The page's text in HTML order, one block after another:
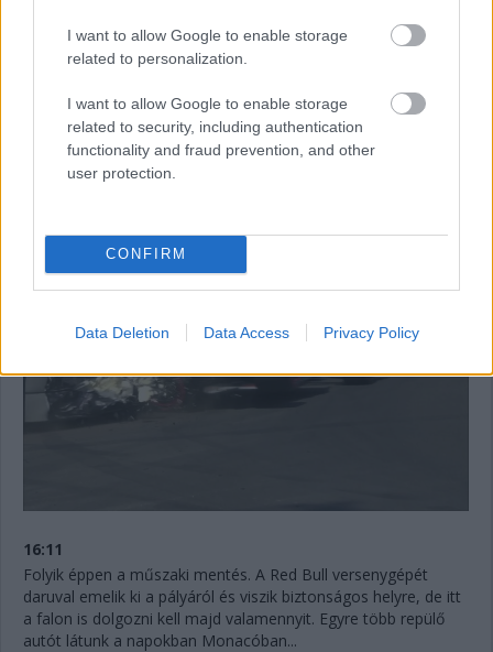
I want to allow Google to enable storage
related to personalization.
I want to allow Google to enable storage
related to security, including authentication
functionality and fraud prevention, and other
user protection.
CONFIRM
Data Deletion Data Access Privacy Policy
Fontos megjegyezni a szabadedzésekkel ellentétben az óra itt
Jelenleg Hamilton, De Vries, Sargeant, Sainz és Albon vannak
kieső pozícióban. Bő egy perc és újraindulnak a dolgok.
Tecpro is.
16:11
Folyik éppen a műszaki mentés. A Red Bull versenygépét
daruval emelik ki a pályáról és viszik biztonságos helyre, de itt
a falon is dolgozni kell majd valamennyit. Egyre több repülő
autót látunk a napokban Monacóban...